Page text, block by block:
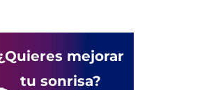
mejorar
tu sonrisa?